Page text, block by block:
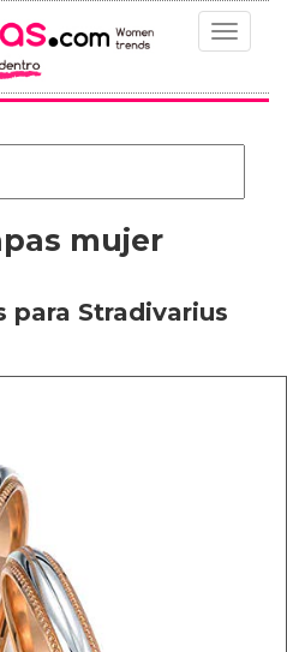
Toggle
mujer
para Stradivarius